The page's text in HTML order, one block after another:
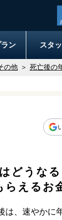
ン スタ
の他 死亡後の
どうな
らえるお
は、速やかに